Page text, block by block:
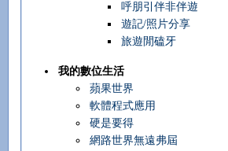
呼朋引伴非伴遊
遊記/照片分享
旅遊閒磕牙
我的數位生活
蘋果世界
軟體程式應用
硬是要得
網路世界無遠弗屆